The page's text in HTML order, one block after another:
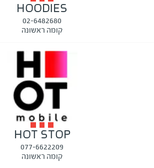
HOODIES
02-6482680
קומה ראשונה
HOT STOP
077-6622209
קומה ראשונה